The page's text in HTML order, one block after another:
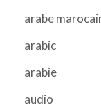
arabe
arabic
arabie
audio